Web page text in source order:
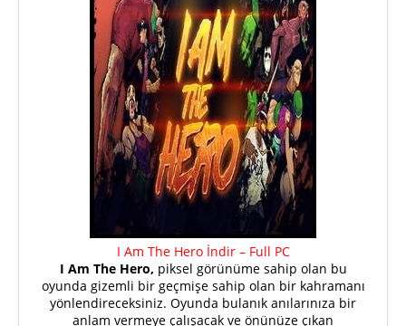
I Am The Hero İndir – Full PC
I Am The Hero, piksel görünüme sahip olan bu
oyunda gizemli bir geçmişe sahip olan bir kahramanı
yönlendireceksiniz. Oyunda bulanık anılarınıza bir
anlam vermeye çalışacak ve önünüze çıkan